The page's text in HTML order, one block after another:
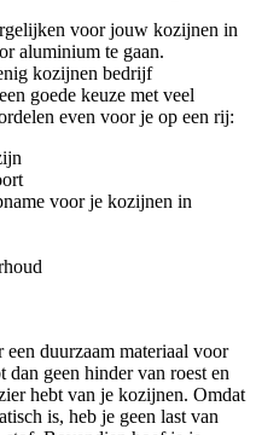
voor jouw kozijnen in
aluminium te gaan.
kozijnen bedrijf
goede keuze met veel
even voor je op een rij:
voor je kozijnen in
duurzaam materiaal voor
geen hinder van roest en
hebt van je kozijnen. Omdat
is, heb je geen last van